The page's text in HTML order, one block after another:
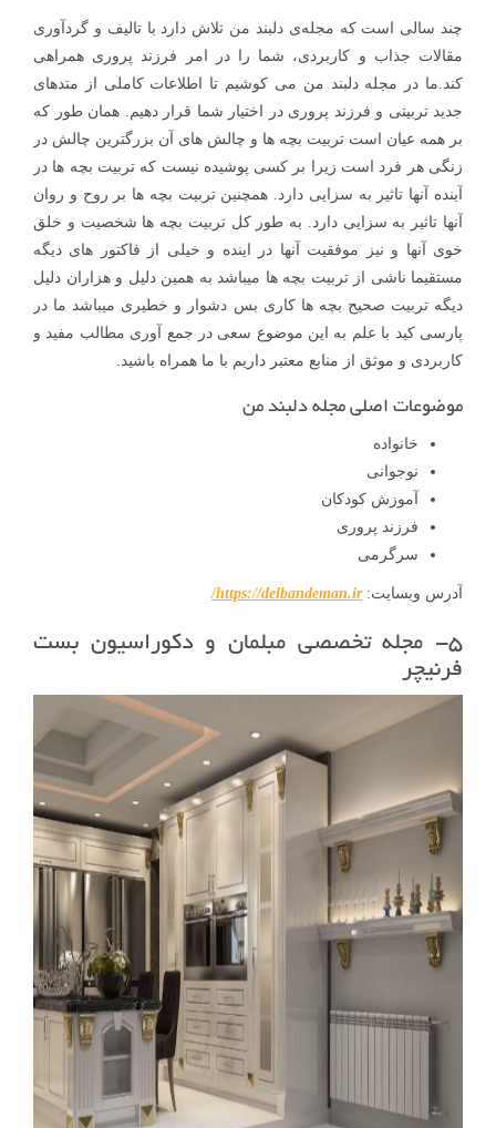
چند سالی است که مجله‌ی دلبند من تلاش دارد با تالیف و گردآوری
مقالات جذاب و کاربردی، شما را در امر فرزند پروری همراهی
کند.ما در مجله دلبند من می کوشیم تا اطلاعات کاملی از متدهای
جدید تربیتی و فرزند پروری در اختیار شما قرار دهیم. همان طور که
بر همه عیان است تربیت بچه ها و چالش های آن بزرگترین چالش در
زنگی هر فرد است زیرا بر کسی پوشیده نیست که تربیت بچه ها در
آینده آنها تاثیر به سزایی دارد. همچنین تربیت بچه ها بر روح و روان
آنها تاثیر به سزایی دارد. به طور کل تربیت بچه ها شخصیت و خلق
خوی آنها و نیز موفقیت آنها در اینده و خیلی از فاکتور های دیگه
مستقیما ناشی از تربیت بچه ها میباشد به همین دلیل و هزاران دلیل
دیگه تربیت صحیح بچه ها کاری بس دشوار و خطیری میباشد ما در
پارسی کید با علم به این موضوع سعی در جمع آوری مطالب مفید و
کاربردی و موثق از منابع معتبر داریم با ما همراه باشید.
موضوعات اصلی مجله دلبند من
خانواده
نوجوانی
آموزش کودکان
فرزند پروری
سرگرمی
آدرس وبسایت:https://delbandeman.ir/
۵- مجله تخصصی مبلمان و دکوراسیون بست
فرنیچر